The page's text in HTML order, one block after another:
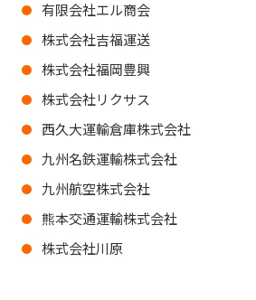
有限会社エル商会
株式会社吉福運送
株式会社福岡豊興
株式会社リクサス
西久大運輸倉庫株式会社
九州名鉄運輸株式会社
九州航空株式会社
熊本交通運輸株式会社
株式会社川原